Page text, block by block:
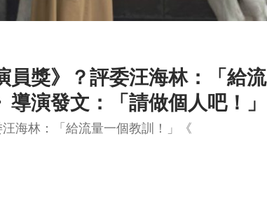
員獎》？評委汪海林：「給流
演發文：「請做個人吧！」
海林：「給流量一個教訓！」《